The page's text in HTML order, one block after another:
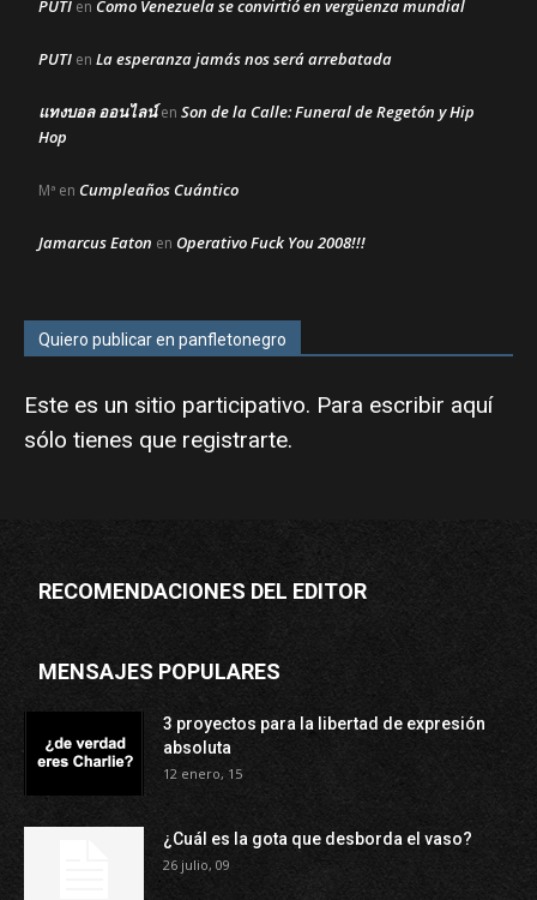
PUTI en Como Venezuela se convirtió en vergüenza mundial
PUTI en La esperanza jamás nos será arrebatada
แทงบอล ออนไลน์en Son de la Calle: Funeral de Regetón y Hip
Hop
Mª en Cumpleaños Cuántico
Jamarcus Eaton en Operativo Fuck You 2008!!!
Quiero publicar en panfletonegro
Este es un sitio participativo. Para escribir aquí
sólo tienes que registrarte.
RECOMENDACIONES DEL EDITOR
MENSAJES POPULARES
3 proyectos para la libertad de expresión
absoluta
12 enero, 15
¿Cuál es la gota que desborda el vaso?
26 julio, 09